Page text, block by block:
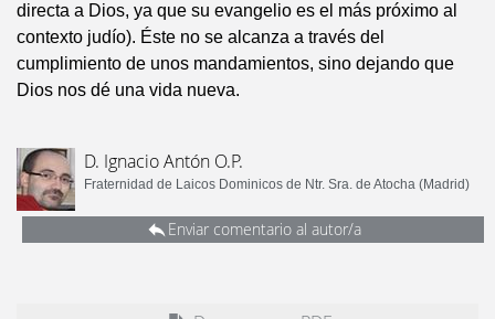
directa a Dios, ya que su evangelio es el más próximo al
contexto judío). Éste no se alcanza a través del
cumplimiento de unos mandamientos, sino dejando que
Dios nos dé una vida nueva.
D. Ignacio Antón O.P.
Fraternidad de Laicos Dominicos de Ntr. Sra. de Atocha (Madrid)
Enviar comentario al autor/a